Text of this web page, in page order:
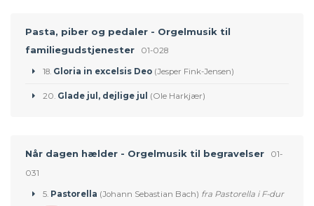
Pasta, piber og pedaler - Orgelmusik til
familiegudstjenester
01-028
18. Gloria in excelsis Deo(Jesper Fink-Jensen)
20. Glade jul, dejlige jul (Ole Harkjær)
Når dagen hælder - Orgelmusik til begravelser
01-
031
5. Pastorella (Johann Sebastian Bach) fra Pastorella i F-dur